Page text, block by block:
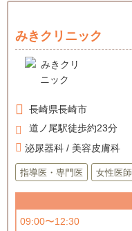
みきクリニック
長崎県長崎市
道ノ尾駅徒歩約23分
泌尿器科 / 美容皮膚科
指導医・専門医 女性医師
09:00〜12:30